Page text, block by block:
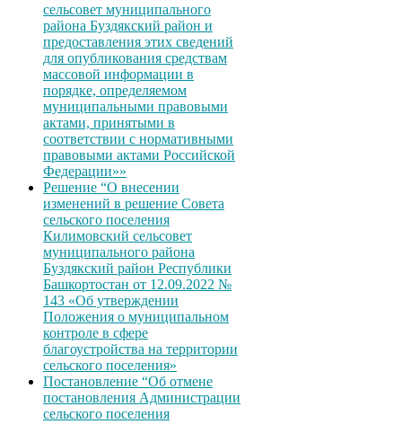
сельсовет муниципального
района Буздякский район и
предоставления этих сведений
для опубликования средствам
массовой информации в
порядке, определяемом
муниципальными правовыми
актами, принятыми в
соответствии с нормативными
правовыми актами Российской
Федерации»»
Решение “О внесении
изменений в решение Совета
сельского поселения
Килимовский сельсовет
муниципального района
Буздякский район Республики
Башкортостан от 12.09.2022 №
143 «Об утверждении
Положения о муниципальном
контроле в сфере
благоустройства на территории
сельского поселения»
Постановление “Об отмене
постановления Администрации
сельского поселения